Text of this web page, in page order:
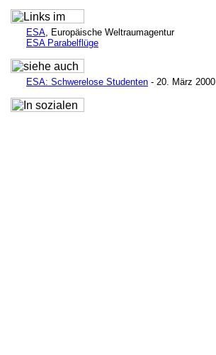
ESA, Europäische Weltraumagentur
ESA Parabelflüge
ESA: Schwere lose Studenten - 20. März 2000